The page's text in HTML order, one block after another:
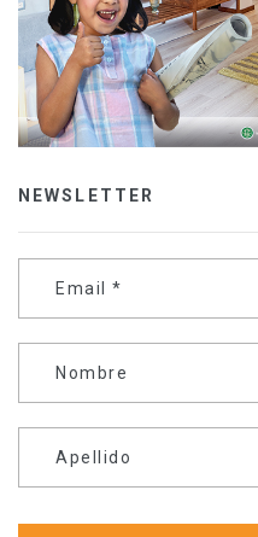
NEWSLETTER
Email *
Nombre
Apellido